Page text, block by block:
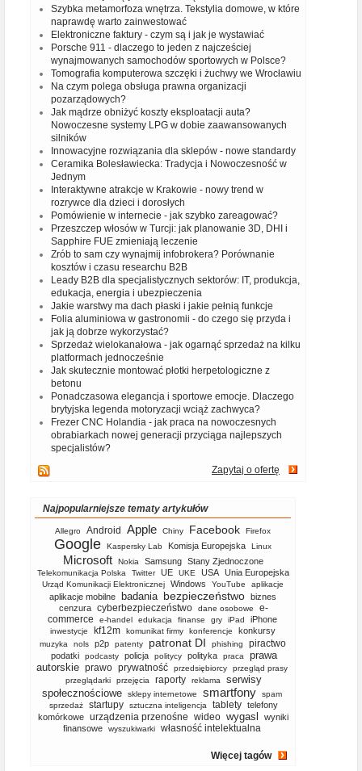
Szybka metamorfoza wnętrza. Tekstylia domowe, w które
naprawdę warto zainwestować
Elektroniczne faktury - czym są i jak je wystawiać
Porsche 911 - dlaczego to jeden z najcześciej
wynajmowanych samochodów sportowych w Polsce?
Tomografia komputerowa szczęki i żuchwy we Wrocławiu
Na czym polega obsługa prawna organizacji
pozarządowych?
Jak mądrze obniżyć koszty eksploatacji auta?
Nowoczesne systemy LPG w dobie zaawansowanych
silników
Innowacyjne rozwiązania dla sklepów - nowe standardy
Ceramika Bolesławiecka: Tradycja i Nowoczesność w
Jednym
Interaktywne atrakcje w Krakowie - nowy trend w
rozrywce dla dzieci i dorosłych
Pomówienie w internecie - jak szybko zareagować?
Przeszczep włosów w Turcji: jak planowanie 3D, DHI i
Sapphire FUE zmieniają leczenie
Zrób to sam czy wynajmij infobrokera? Porównanie
kosztów i czasu researchu B2B
Leady B2B dla specjalistycznych sektorów: IT, produkcja,
edukacja, energia i ubezpieczenia
Jakie warstwy ma dach płaski i jakie pełnią funkcje
Folia aluminiowa w gastronomii - do czego się przyda i
jak ją dobrze wykorzystać?
Sprzedaż wielokanałowa - jak ogarnąć sprzedaż na kilku
platformach jednocześnie
Jak skutecznie montować płotki herpetologiczne z
betonu
Ponadczasowa elegancja i sportowe emocje. Dlaczego
brytyjska legenda motoryzacji wciąż zachwyca?
Frezer CNC Holandia - jak praca na nowoczesnych
obrabiarkach nowej generacji przyciąga najlepszych
specjalistów?
Zapytaj o ofertę
Najpopularniejsze tematy artykułów
Allegro Android Apple Chiny Facebook Firefox
Google Kaspersky Lab Komisja Europejska Linux
Microsoft Nokia Samsung Stany Zjednoczone
Telekomunikacja Polska Twitter UE UKE USA Unia Europejska
Urząd Komunikacji Elektronicznej Windows YouTube aplikacje
aplikacje mobilne badania bezpieczeństwo biznes
cenzura cyberbezpieczeństwo dane osobowe
e-
commerce
e-handel edukacja finanse gry iPad iPhone
inwestycje kf12m komunikat firmy konferencje konkursy
muzyka nols p2p patenty patronat DI phishing piractwo
podatki podcasty policja politycy polityka praca
prawa
autorskie prawo prywatność przedsiębiorcy
przegląd prasy
przeglądarki
przejęcia raporty reklama
serwisy
społecznościowe
sklepy internetowe smartfony
spam
sprzedaż
startupy sztuczna inteligencja tablety telefony
komórkowe
urządzenia przenośne wideo wygasl
wyniki
finansowe
wyszukiwarki własność intelektualna
Więcej tagów